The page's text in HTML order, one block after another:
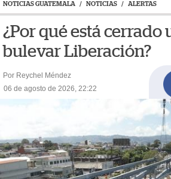
NOTICIAS GUATEMALA / NOTICIAS / ALERTAS
¿Por qué está cerrado
bulevar Liberación?
Por Reychel Méndez
06 de agosto de 2026, 22:22